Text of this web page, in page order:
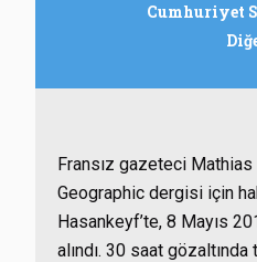
Cumhuriyet
Fransız gazeteci
Geographic dergisi için
Hasankeyf’te, 8 Mayıs
alındı. 30 saat